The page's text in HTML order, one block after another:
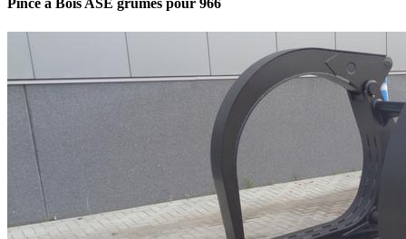
Pince à Bois ASE grumes pour 966